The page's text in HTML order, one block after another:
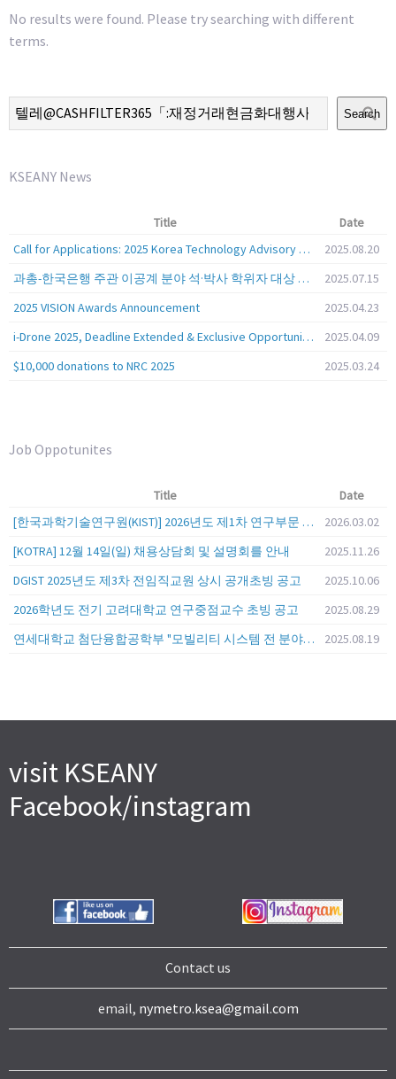
No results were found. Please try searching with different
terms.
Search
KSEANY News
Title
Date
Call for Applications: 2025 Korea Technology Advisory Group (K-TAG)
2025.08.20
과총-한국은행 주관 이공계 분야 석·박사 학위자 대상 서베이
2025.07.15
2025 VISION Awards Announcement
2025.04.23
i-Drone 2025, Deadline Extended & Exclusive Opportunity to Travel to Korea!
2025.04.09
$10,000 donations to NRC 2025
2025.03.24
Job Oppotunites
Title
Date
[한국과학기술연구원(KIST)] 2026년도 제1차 연구부문 공개채용 안내
2026.03.02
[KOTRA] 12월 14일(일) 채용상담회 및 설명회를 안내
2025.11.26
DGIST 2025년도 제3차 전임직교원 상시 공개초빙 공고
2025.10.06
2026학년도 전기 고려대학교 연구중점교수 초빙 공고
2025.08.29
연세대학교 첨단융합공학부 "모빌리티 시스템 전 분야" 전임교원 특별채용 (2026년 9월 1일자 임용 예정)
2025.08.19
visit KSEANY
Facebook/instagram
Contact us
email, nymetro.ksea@gmail.com